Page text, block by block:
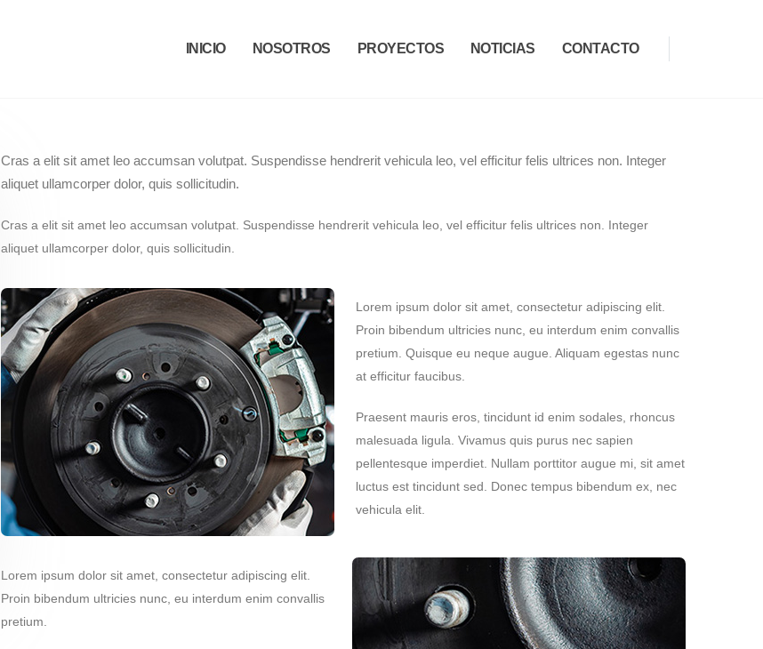
INICIO NOSOTROS PROYECTOS NOTICIAS CONTACTO
Cras a elit sit amet leo accumsan volutpat. Suspendisse hendrerit vehicula leo, vel efficitur felis ultrices non. Integer
aliquet ullamcorper dolor, quis sollicitudin.
Cras a elit sit amet leo accumsan volutpat. Suspendisse hendrerit vehicula leo, vel efficitur felis ultrices non. Integer
aliquet ullamcorper dolor, quis sollicitudin.
Lorem ipsum dolor sit amet, consectetur adipiscing elit.
Proin bibendum ultricies nunc, eu interdum enim convallis
pretium. Quisque eu neque augue. Aliquam egestas nunc
at efficitur faucibus.
Praesent mauris eros, tincidunt id enim sodales, rhoncus
malesuada ligula. Vivamus quis purus nec sapien
pellentesque imperdiet. Nullam porttitor augue mi, sit amet
luctus est tincidunt sed. Donec tempus bibendum ex, nec
vehicula elit.
Lorem ipsum dolor sit amet, consectetur adipiscing elit.
Proin bibendum ultricies nunc, eu interdum enim convallis
pretium.